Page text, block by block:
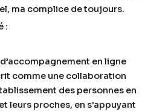
ma complice de toujours.
:
en ligne
comme une collaboration
des personnes en
leurs proches, en s’appuyant